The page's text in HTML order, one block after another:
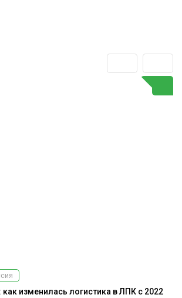
изменилась логистика в ЛПК с 2022